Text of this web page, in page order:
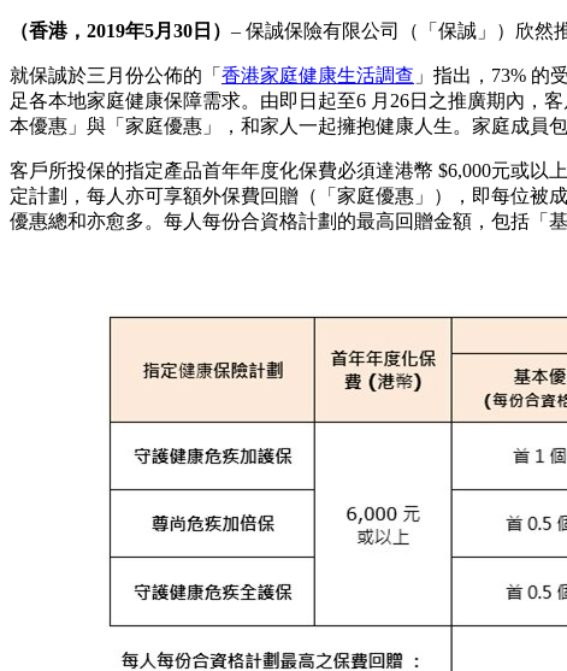
（香港，2019年5月30日） – 保誠保險有限公司（「保誠」）欣然
就保誠於三月份公佈的「 香港家庭健康生活調查 」指出，73% 的
足各本地家庭健康保障需求。由即日起至6 月26日之推廣期內，
本優惠」與「家庭優惠」，和家人一起擁抱健康人生。家庭成員
客戶所投保的指定產品首年年度化保費必須達港幣 $6,000元或
定計劃，每人亦可享額外保費回贈（「家庭優惠」），即每位被
優惠總和亦愈多。每人每份合資格計劃的最高回贈金額，包括「